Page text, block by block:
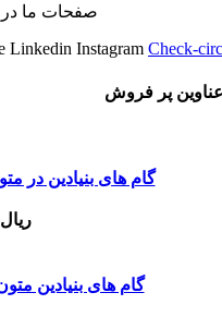
صفحات ما
Linkedin Instagram Check-
پر فروش
گام های بنیادین در
ریال
گام های بنیادین